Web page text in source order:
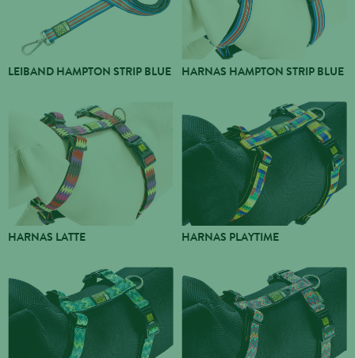
LEIBAND HAMPTON STRIP BLUE HARNAS HAMPTON STRIP BLUE
HARNAS LATTE HARNAS PLAYTIME